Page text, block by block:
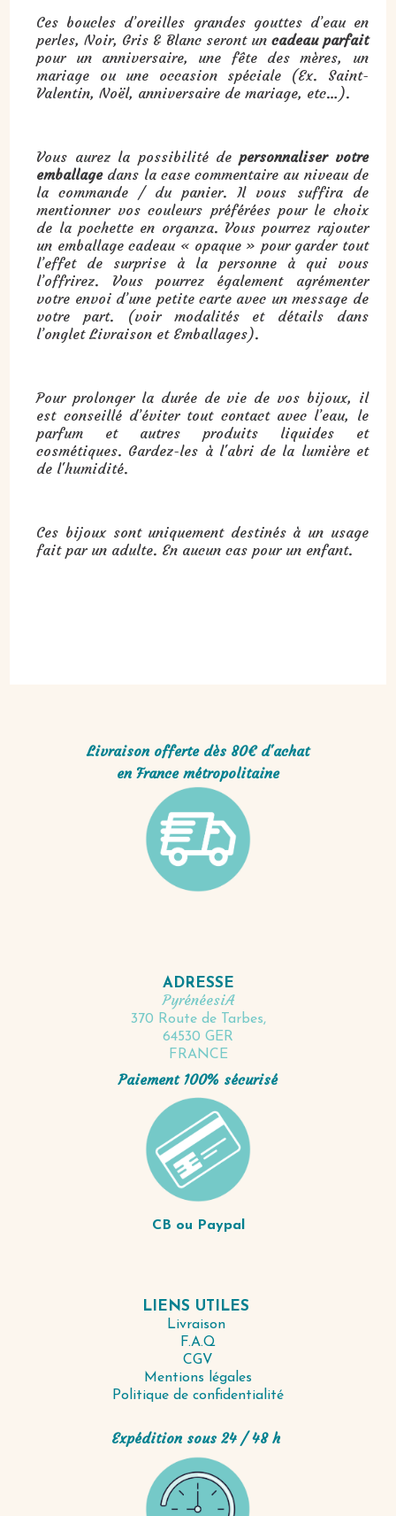
Ces boucles d’oreilles grandes gouttes d’eau en
perles, Noir, Gris & Blanc seront un cadeau parfait
pour un anniversaire, une fête des mères, un
mariage ou une occasion spéciale (Ex. Saint-
Valentin, Noël, anniversaire de mariage, etc…).
Vous aurez la possibilité depersonnaliser votre
emballagedans la case commentaire au niveau de
la commande / du panier. Il vous suffira de
mentionner vos couleurs préférées pour le choix
de la pochette en organza. Vous pourrez rajouter
un emballage cadeau « opaque » pour garder tout
l’effet de surprise à la personne à qui vous
l’offrirez. Vous pourrez également agrémenter
votre envoi d’une petite carte avec un message de
votre part. (voir modalités et détails dans
l’onglet Livraison et Emballages).
Pour prolonger la durée de vie de vos bijoux, il
est conseillé d’éviter tout contact avec l’eau, le
parfum et autres produits liquides et
cosmétiques. Gardez-les à l'abri de la lumière et
de l'humidité.
Ces bijoux sont uniquement destinés à un usage
fait par un adulte. En aucun cas pour un enfant.
Livraison offerte dès 80€ d'achat
en France métropolitaine
ADRESSE
PyrénéesiA
370 Route de Tarbes,
64530 GER
FRANCE
Paiement 100% sécurisé
CB ou Paypal
LIENS UTILES
Livraison
F.A.Q
CGV
Mentions légales
Politique de confidentialité
Expédition sous 24 / 48 h